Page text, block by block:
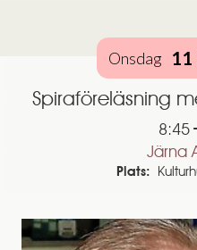
Onsdag 11
Spiraföreläsning
8:45
Järna
Plats: